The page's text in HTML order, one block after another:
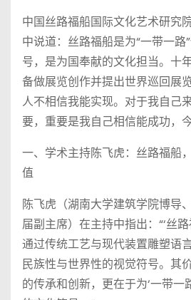
中国丝路福船国际文化艺术研究
中说道：丝路福船是为“一带一路
号，是为国奉献的文化担当。十
备做展览创作并提出世界巡回展
人不相信我能实现。对于我自己
要，重要是我自己相信能成功，
一、学术主持陈飞虎：丝路福船
值
陈飞虎（湖南大学建筑学院博导
届副主席）在主持中指出：“‘丝路
通过传统工艺与现代装置雕塑语
民族性与世界性的视觉符号。其
的传承和创新，更在于为‘一带一